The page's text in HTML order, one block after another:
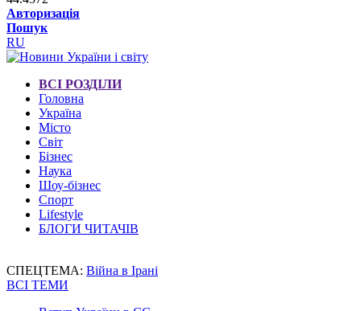
Авторизація
Пошук
RU
ВСІ РОЗДІЛИ
Головна
Україна
Місто
Світ
Бізнес
Наука
Шоу-бізнес
Спорт
Lifestyle
БЛОГИ ЧИТАЧІВ
СПЕЦТЕМА: Війна в Ірані
ВСІ ТЕМИ